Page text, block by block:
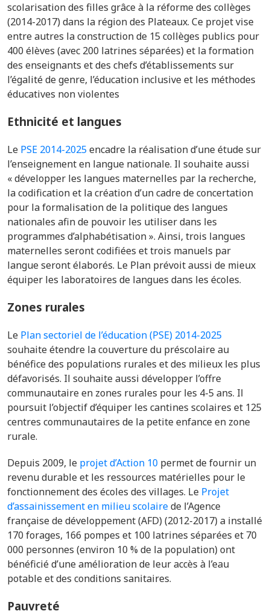
scolarisation des filles grâce à la réforme des collèges
(2014-2017) dans la région des Plateaux. Ce projet vise
entre autres la construction de 15 collèges publics pour
400 élèves (avec 200 latrines séparées) et laformation
des enseignants et des chefs d’établissements sur
l’égalité de genre, l’éducation inclusive et les méthodes
éducatives non violentes
Ethnicité et langues
Le PSE 2014-2025encadre la réalisation d’une étude sur
l’enseignement en langue nationale. Il souhaite aussi
« développer les langues maternelles par la recherche,
la codification et la création d’un cadre de concertation
pour la formalisation de la politique des langues
nationales afin de pouvoir les utiliser dans les
programmes d’alphabétisation ». Ainsi, trois langues
maternelles seront codifiées et trois manuels par
langue seront élaborés. Le Plan prévoit aussi de mieux
équiper les laboratoires de langues dans les écoles.
Zones rurales
Le Plan sectoriel de l’éducation (PSE) 2014-2025
souhaite étendre la couverture du préscolaire au
bénéfice des populations rurales et des milieux les plus
défavorisés. Il souhaite aussi développer l’offre
communautaire en zones rurales pour les 4-5 ans. Il
poursuit l’objectif d’équiper les cantines scolaires et 125
centres communautaires de la petite enfance en zone
rurale.
Depuis 2009, le projet d’Action 10 permet de fournir un
revenu durable et les ressources matérielles pour le
fonctionnement des écoles des villages. Le Projet
d’assainissement en milieu scolairede l’Agence
française de développement (AFD) (2012-2017) a installé
170 forages, 166 pompes et 100 latrines séparées et 70
000 personnes (environ 10 % de la population) ont
bénéficié d’une amélioration de leur accès à l’eau
potable et des conditions sanitaires.
Pauvreté